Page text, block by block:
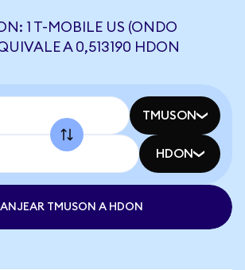
1 T-MOBILE US (ONDO
A 0,513190 HDON
TMUSON
HDON
TMUSON A HDON